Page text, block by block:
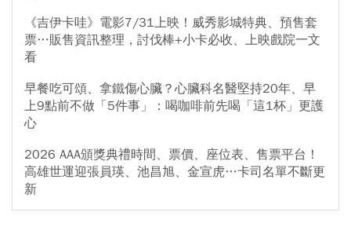
《吉伊卡哇》電影7/31上映！威秀影城特典、預售套
票…販售資訊整理，討伐棒+小卡必收、上映戲院一文
看
早餐吃可頌、拿鐵傷心臟？心臟科名醫堅持20年、早
上9點前不做「5件事」：喝咖啡前先喝「這1杯」更護
心
2026 AAA頒獎典禮時間、票價、座位表、售票平台！
高雄世運迎張員瑛、池昌旭、金宣虎…卡司名單不斷更
新